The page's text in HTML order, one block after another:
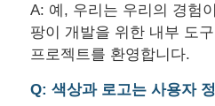
A: 예, 우리는 우리의 경험
팡이 개발을 위한 내부 도
프로젝트를 환영합니다.
Q: 색상과 로고는 사용자